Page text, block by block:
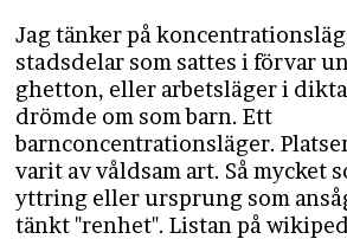
Jag tänker på
stadsdelar som sattes i förvar
ghetton, eller arbetsläger i
drömde om som barn. Ett
barnconcentrationsläger.
varit av våldsam art. Så mycket
yttring eller ursprung som
tänkt "renhet". Listan på